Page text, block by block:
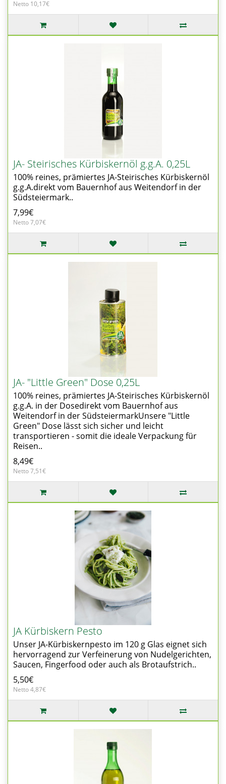
Netto 10,17€
JA- Steirisches Kürbiskernöl g.g.A. 0,25L
100% reines, prämiertes JA-Steirisches Kürbiskernöl
g.g.A.direkt vom Bauernhof aus Weitendorf in der
Südsteiermark..
7,99€
Netto 7,07€
JA- "Little Green" Dose 0,25L
100% reines, prämiertes JA-Steirisches Kürbiskernöl
g.g.A. in der Dosedirekt vom Bauernhof aus
Weitendorf in der SüdsteiermarkUnsere "Little
Green" Dose lässt sich sicher und leicht
transportieren - somit die ideale Verpackung für
Reisen..
8,49€
Netto 7,51€
JA Kürbiskern Pesto
Unser JA-Kürbiskernpesto im 120 g Glas eignet sich
hervorragend zur Verfeinerung von Nudelgerichten,
Saucen, Fingerfood oder auch als Brotaufstrich..
5,50€
Netto 4,87€